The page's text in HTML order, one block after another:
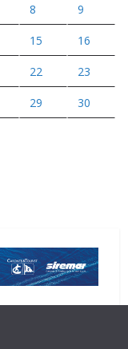
8 9
15 16
22 23
29 30